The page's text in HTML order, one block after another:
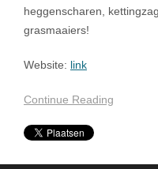
heggenscharen,
grasmaaiers!
Website: link
Continue Reading